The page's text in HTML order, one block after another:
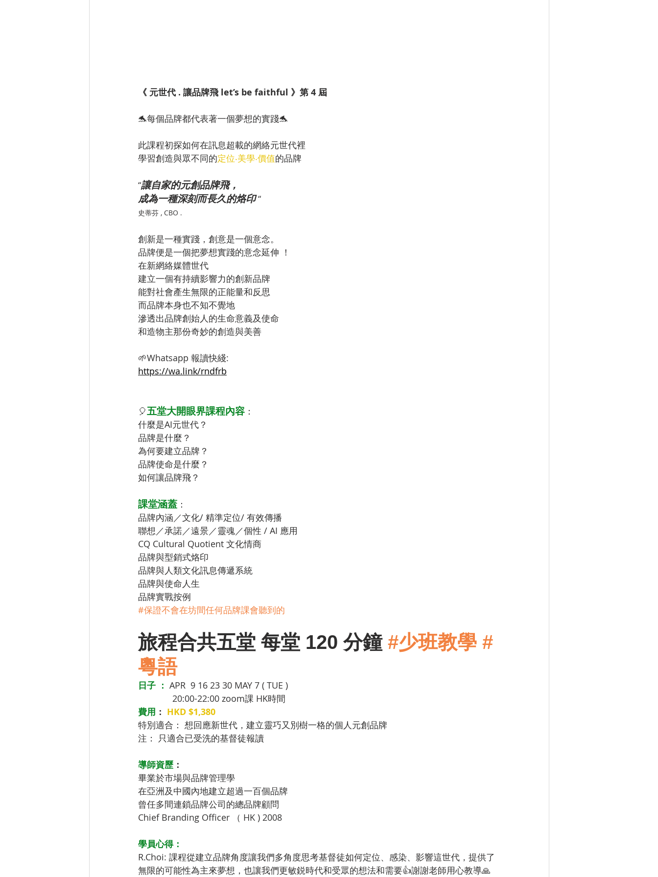
《 元世代 . 讓品牌飛 let’s be faithful 》第 4 屆
🐬每個品牌都代表著一個夢想的實踐🐬
此課程初探如何在訊息超載的網絡元世代裡
學習創造與眾不同的定位‧美學‧價值的品牌
“讓自家的元創品牌飛，
成為一種深刻而長久的烙印 “
史蒂芬 , CBO .
創新是一種實踐，創意是一個意念。
品牌便是一個把夢想實踐的意念延伸 ！
在新網絡媒體世代
建立一個有持續影響力的創新品牌
能對社會產生無限的正能量和反思
而品牌本身也不知不覺地
滲透出品牌創始人的生命意義及使命
和造物主那份奇妙的創造與美善
🌱Whatsapp 報讀快綫:
https://wa.link/rndfrb
🎈五堂大開眼界課程內容 ：
什麼是AI元世代？
品牌是什麼？
為何要建立品牌？
品牌使命是什麼？
如何讓品牌飛？
課堂涵蓋 ：
品牌內涵／文化/ 精準定位/ 有效傳播
聯想／承諾／遠景／靈魂／個性 / AI 應用
CQ Cultural Quotient 文化情商
品牌與型銷式烙印
品牌與人類文化訊息傳遞系統
品牌與使命人生
品牌實戰按例
#保證不會在坊間任何品牌課會聽到的
旅程合共五堂 每堂 120 分鐘 #少班教學 #
粵語
日子 ： APR  9 16 23 30 MAY 7 ( TUE )
              20:00-22:00 zoom課 HK時間
費用 ： HKD $1,380
特別適合： 想回應新世代，建立靈巧又別樹一格的個人元創品牌
注： 只適合已受洗的基督徒報讀
導師資歷 ：
畢業於市場與品牌管理學
在亞洲及中國內地建立超過一百個品牌
曾任多間連鎖品牌公司的總品牌顧問
Chief Branding Officer （ HK ) 2008
學員心得：
R.Choi: 課程從建立品牌角度讓我們多角度思考基督徒如何定位、感染、影響這世代，提供了
無限的可能性為主來夢想，也讓我們更敏鋭時代和受眾的想法和需要👍謝謝老師用心教導🙏